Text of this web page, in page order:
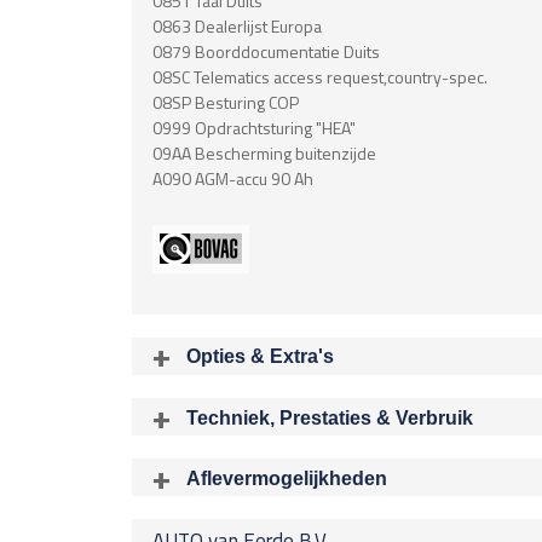
0863 Dealerlijst Europa
0879 Boorddocumentatie Duits
08SC Telematics access request,country-spec.
08SP Besturing COP
0999 Opdrachtsturing "HEA"
09AA Bescherming buitenzijde
A090 AGM-accu 90 Ah
Opties & Extra's
Extra's
Airbag
Techniek, Prestaties & Verbruik
6 Aflevermogelijkheden